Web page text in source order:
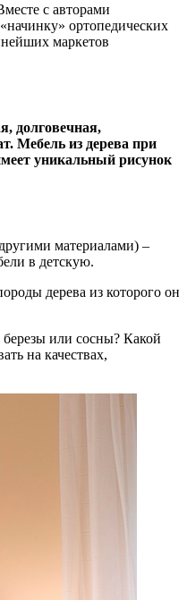
с авторами
ортопедических
маркетов
долговечная,
Мебель из дерева при
уникальный рисунок
материалами) –
в детскую.
дерева из которого он
березы или сосны? Какой
на качествах,